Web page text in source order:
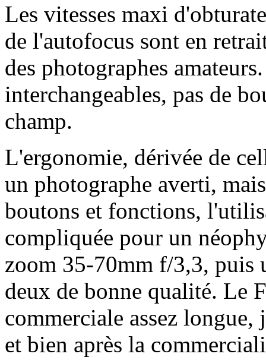
Les vitesses maxi
de l'autofocus sont en
des photographes
interchangeables, pas de
champ.
L'ergonomie, dérivée de
un photographe averti,
boutons et fonctions,
compliquée pour un
zoom 35-70mm f/3,3, puis
deux de bonne qualité. Le
commerciale assez longue,
et bien après la